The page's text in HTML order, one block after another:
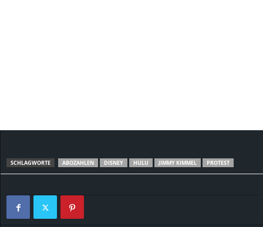
SCHLAGWORTE ABOZAHLEN DISNEY HULU JIMMY KIMMEL PROTEST